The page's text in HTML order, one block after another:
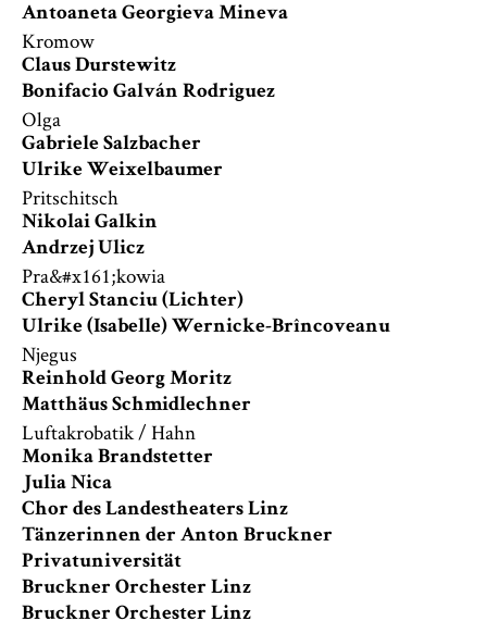
Antoaneta Georgieva Mineva
Kromow
Claus Durstewitz
Bonifacio Galván Rodriguez
Olga
Gabriele Salzbacher
Ulrike Weixelbaumer
Pritschitsch
Nikolai Galkin
Andrzej Ulicz
Pra&#x161;kowia
Cheryl Stanciu (Lichter)
Ulrike (Isabelle) Wernicke-Brîncoveanu
Njegus
Reinhold Georg Moritz
Matthäus Schmidlechner
Luftakrobatik / Hahn
Monika Brandstetter
Julia Nica
Chor des Landestheaters Linz
Tänzerinnen der Anton Bruckner
Privatuniversität
Bruckner Orchester Linz
Bruckner Orchester Linz